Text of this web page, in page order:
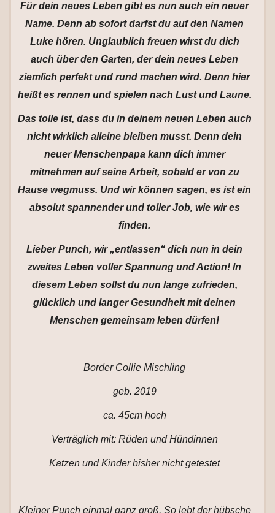
Für dein neues Leben gibt es nun auch ein neuer
Name. Denn ab sofort darfst du auf den Namen
Luke hören. Unglaublich freuen wirst du dich
auch über den Garten, der dein neues Leben
ziemlich perfekt und rund machen wird. Denn hier
heißt es rennen und spielen nach Lust und Laune.
Das tolle ist, dass du in deinem neuen Leben auch
nicht wirklich alleine bleiben musst. Denn dein
neuer Menschenpapa kann dich immer
mitnehmen auf seine Arbeit, sobald er von zu
Hause wegmuss. Und wir können sagen, es ist ein
absolut spannender und toller Job, wie wir es
finden.
Lieber Punch, wir „entlassen“ dich nun in dein
zweites Leben voller Spannung und Action! In
diesem Leben sollst du nun lange zufrieden,
glücklich und langer Gesundheit mit deinen
Menschen gemeinsam leben dürfen!
Border Collie Mischling
geb. 2019
ca. 45cm hoch
Verträglich mit: Rüden und Hündinnen
Katzen und Kinder bisher nicht getestet
Kleiner Punch einmal ganz groß. So lebt der hübsche